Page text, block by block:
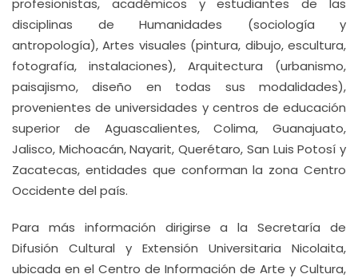
profesionistas, académicos y estudiantes de las
disciplinas de Humanidades (sociología y
antropología), Artes visuales (pintura, dibujo, escultura,
fotografía, instalaciones), Arquitectura (urbanismo,
paisajismo, diseño en todas sus modalidades),
provenientes de universidades y centros de educación
superior de Aguascalientes, Colima, Guanajuato,
Jalisco, Michoacán, Nayarit, Querétaro, San Luis Potosí y
Zacatecas, entidades que conforman la zona Centro
Occidente del país.
Para más información dirigirse a la Secretaría de
Difusión Cultural y Extensión Universitaria Nicolaita,
ubicada en el Centro de Información de Arte y Cultura,